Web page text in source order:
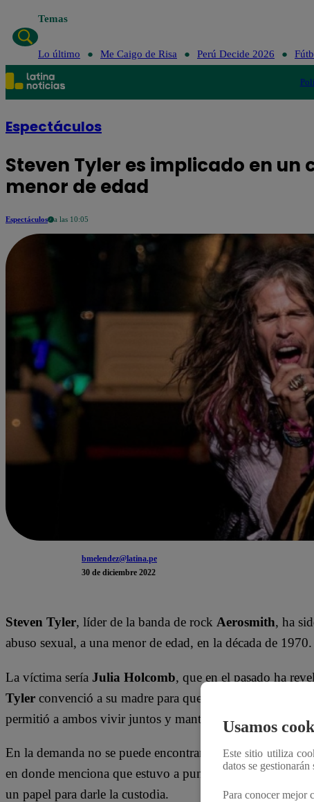
Temas
Lo último Me Caigo de Risa Perú Decide 2026
Espectáculos
Steven Tyler es implicado en un
menor de edad
Espectáculos a las 10:05
bmelendez@latina.pe
30 de diciembre 2022
Steven Tyler, líder de la banda de rock Aerosmith, ha
abuso sexual, a una menor de edad, en la década de 1970.
La víctima sería Julia Holcomb, que en el pasado ha
Tyler convenció a su madre para que este sea su
permitió a ambos vivir juntos y mantener una relación
En la demanda no se puede encontrar el nombre deTyler
en donde menciona que estuvo a punto de casarse con una
un papel para darle la custodia.
Usamos
Este sitio utiliza
datos se gestionarán
Para conocer mejor